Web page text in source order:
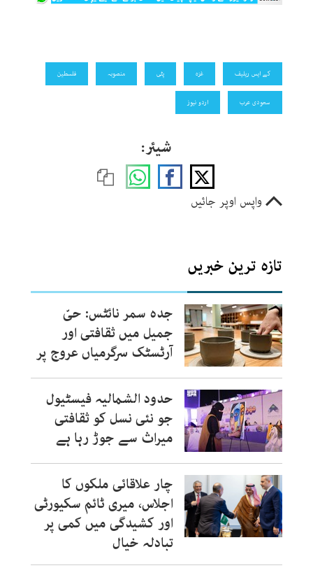
کے ایس ریلیف غزہ پٹی منصوبہ فلسطین
سعودی عرب اردو نیوز
شیئر:
واپس اوپر جائیں
تازہ ترین خبریں
جدہ سمر نائٹس: حیّ
جمیل میں ثقافتی اور
آرٹسٹک سرگرمیاں عروج پر
حدود الشمالیہ فیسٹیول
جو نئی نسل کو ثقافتی
میراث سے جوڑ رہا ہے
چار علاقائی ملکوں کا
اجلاس، میری ٹائم سکیورٹی
اور کشیدگی میں کمی پر
تبادلہ خیال